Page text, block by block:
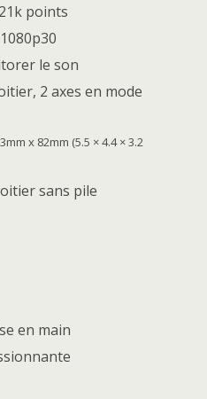
points
le son
2 axes en mode
x 82mm (5.5 × 4.4 × 3.2
sans pile
en main